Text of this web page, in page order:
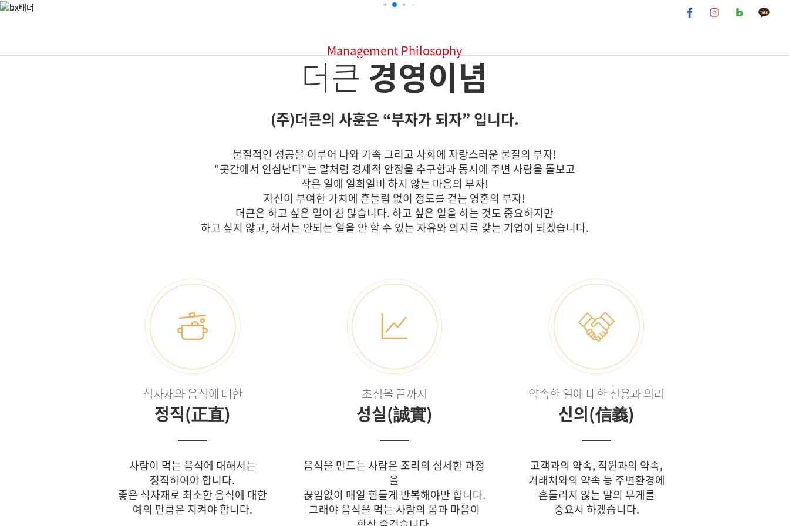
Management Philosophy
더큰 경영이념
(주)더큰의 사훈은 “부자가 되자” 입니다.
물질적인 성공을 이루어 나와 가족 그리고 사회에 자랑스러운 물질의 부자!
"곳간에서 인심난다"는 말처럼 경제적 안정을 추구함과 동시에 주변 사람을 돌보고
작은 일에 일희일비 하지 않는 마음의 부자!
자신이 부여한 가치에 흔들림 없이 정도를 걷는 영혼의 부자!
더큰은 하고 싶은 일이 참 많습니다. 하고 싶은 일을 하는 것도 중요하지만
하고 싶지 않고, 해서는 안되는 일을 안 할 수 있는 자유와 의지를 갖는 기업이 되겠습니다.
식자재와 음식에 대한
정직(正直)
사람이 먹는 음식에 대해서는
정직하여야 합니다.
좋은 식자재로 최소한 음식에 대한
예의 만큼은 지켜야 합니다.
초심을 끝까지
성실(誠實)
음식을 만드는 사람은 조리의 섬세한 과정
을
끊임없이 매일 힘들게 반복해야만 합니다.
그래야 음식을 먹는 사람의 몸과 마음이
약속한 일에 대한 신용과 의리
신의(信義)
고객과의 약속, 직원과의 약속,
거래처와의 약속 등 주변환경에
흔들리지 않는 말의 무게를
중요시 하겠습니다.